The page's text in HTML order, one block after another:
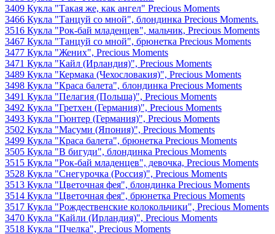
3409 Кукла "Такая же, как ангел" Precious Moments
3466 Кукла "Танцуй со мной", блондинка Precious Moments.
3516 Кукла "Рок-бай младенцев", мальчик, Precious Moments
3467 Кукла "Танцуй со мной", брюнетка Precious Moments
3477 Кукла "Жених", Precious Moments
3471 Кукла "Кайл (Ирландия)", Precious Moments
3489 Кукла "Кермака (Чехословакия)", Precious Moments
3498 Кукла "Краса балета", блондинка Precious Moments
3491 Кукла "Пелагия (Польша)", Precious Moments
3492 Кукла "Гретхен (Германия)", Precious Moments
3493 Кукла "Гюнтер (Германия)", Precious Moments
3502 Кукла "Масуми (Япония)", Precious Moments
3499 Кукла "Краса балета", брюнетка Precious Moments
3505 Кукла "В бигуди", блондинка Precious Moments
3515 Кукла "Рок-бай младенцев", девочка, Precious Moments
3528 Кукла "Снегурочка (Россия)", Precious Moments
3513 Кукла "Цветочная фея", блондинка Precious Moments
3514 Кукла "Цветочная фея", брюнетка Precious Moments
3517 Кукла "Рождественские колокольчики", Precious Moments
3470 Кукла "Кайли (Ирландия)", Precious Moments
3518 Кукла "Пчелка", Precious Moments